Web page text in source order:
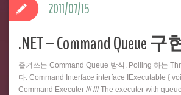
.NET – Command Queue 구
즐겨쓰는 Command Queue 방식. Polling 하는
다. Command Interface interface IExecutable {
Command Executer /// /// The executer with
2011/07/15